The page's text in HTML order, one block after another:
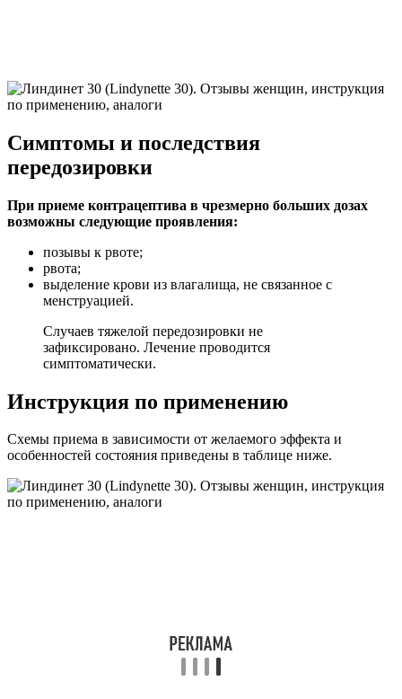
Симптомы и последствия
передозировки
При приеме контрацептива в чрезмерно больших дозах
возможны следующие проявления:
позывы к рвоте;
рвота;
выделение крови из влагалища, не связанное с
менструацией.
Случаев тяжелой передозировки не
зафиксировано. Лечение проводится
симптоматически.
Инструкция по применению
Схемы приема в зависимости от желаемого эффекта и
особенностей состояния приведены в таблице ниже.